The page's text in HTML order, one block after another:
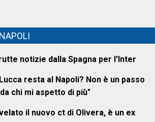
notizie dalla Spagna per l'Inter
resta al Napoli? Non è un passo
chi mi aspetto di più"
il nuovo ct di Olivera, è un ex